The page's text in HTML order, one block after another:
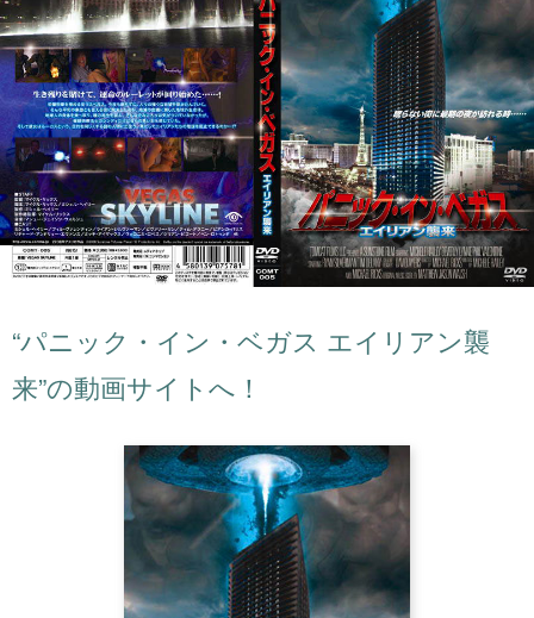
“パニック・イン・ベガス エイリアン襲
来”の動画サイトへ！